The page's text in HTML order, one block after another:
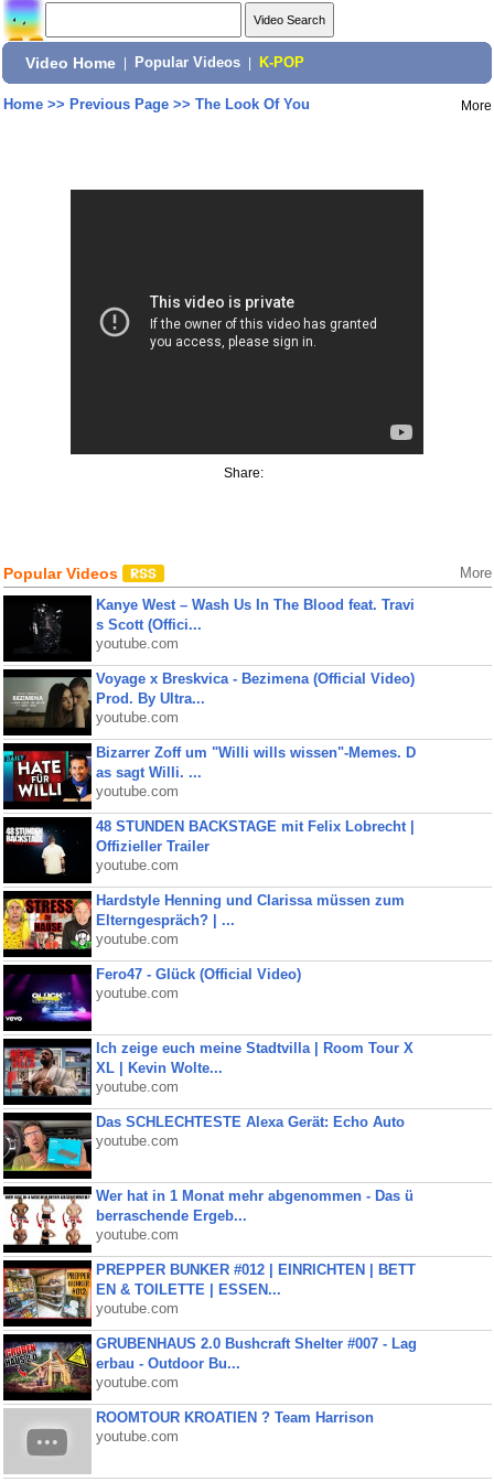
Video Home Popular Videos K-POP
Home>> Previous Page>> The Look Of You More
Share:
Popular Videos More
Kanye West – Wash Us In The Blood feat. Travi
s Scott (Offici...
youtube.com
Voyage x Breskvica - Bezimena (Official Video)
Prod. By Ultra...
youtube.com
Bizarrer Zoff um "Willi wills wissen"-Memes. D
as sagt Willi. ...
youtube.com
48 STUNDEN BACKSTAGE mit Felix Lobrecht |
Offizieller Trailer
youtube.com
Hardstyle Henning und Clarissa müssen zum
Elterngespräch? | ...
youtube.com
Fero47 - Glück (Official Video)
youtube.com
Ich zeige euch meine Stadtvilla | Room Tour X
XL | Kevin Wolte...
youtube.com
Das SCHLECHTESTE Alexa Gerät: Echo Auto
youtube.com
Wer hat in 1 Monat mehr abgenommen - Das ü
berraschende Ergeb...
youtube.com
PREPPER BUNKER #012 | EINRICHTEN | BETT
EN & TOILETTE | ESSEN...
youtube.com
GRUBENHAUS 2.0 Bushcraft Shelter #007 - Lag
erbau - Outdoor Bu...
youtube.com
ROOMTOUR KROATIEN ? Team Harrison
youtube.com